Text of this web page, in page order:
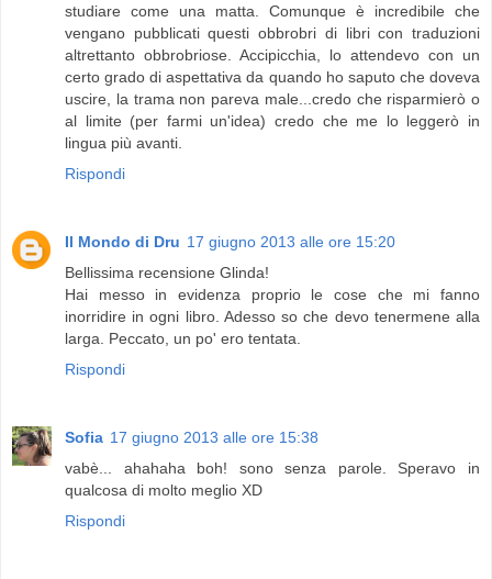
studiare come una matta. Comunque è incredibile che
vengano pubblicati questi obbrobri di libri con traduzioni
altrettanto obbrobriose. Accipicchia, lo attendevo con un
certo grado di aspettativa da quando ho saputo che doveva
uscire, la trama non pareva male...credo che risparmierò o
al limite (per farmi un'idea) credo che me lo leggerò in
lingua più avanti.
Rispondi
Il Mondo di Dru 17 giugno 2013 alle ore 15:20
Bellissima recensione Glinda!
Hai messo in evidenza proprio le cose che mi fanno
inorridire in ogni libro. Adesso so che devo tenermene alla
larga. Peccato, un po' ero tentata.
Rispondi
Sofia 17 giugno 2013 alle ore 15:38
vabè... ahahaha boh! sono senza parole. Speravo in
qualcosa di molto meglio XD
Rispondi